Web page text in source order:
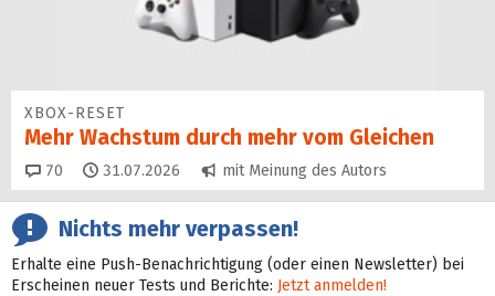
XBOX-RESET
Mehr Wachstum durch mehr vom Gleichen
70 Kommentare
31.07.2026 mit Meinung des Autors
Nichts mehr verpassen!
Erhalte eine Push-Benachrichtigung (oder einen Newsletter) bei
Erscheinen neuer Tests und Berichte: Jetzt anmelden!